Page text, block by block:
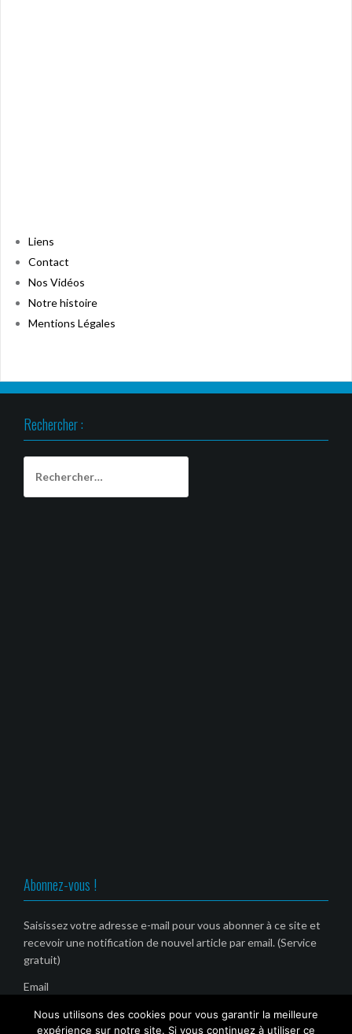
Liens
Contact
Nos Vidéos
Notre histoire
Mentions Légales
Rechercher :
Abonnez-vous !
Saisissez votre adresse e-mail pour vous abonner à ce site et
recevoir une notification de nouvel article par email. (Service
gratuit)
Email
Nous utilisons des cookies pour vous garantir la meilleure
expérience sur notre site. Si vous continuez à utiliser ce